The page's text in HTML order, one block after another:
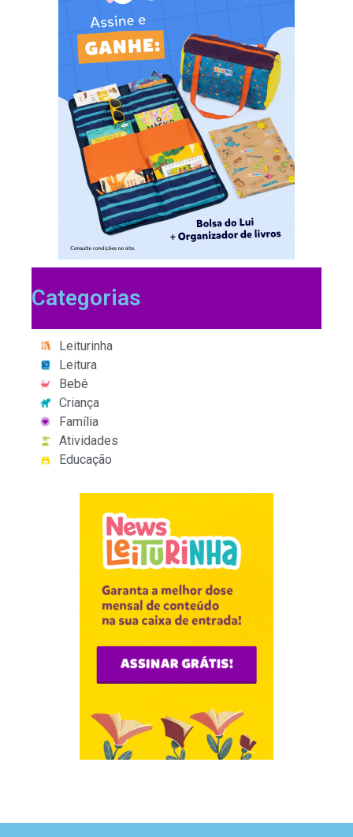
Categorias
Leiturinha
Leitura
Bebê
Criança
Família
Atividades
Educação